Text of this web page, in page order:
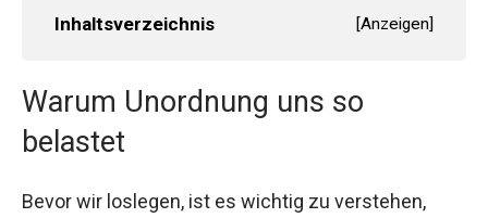
Inhaltsverzeichnis [Anzeigen]
Warum Unordnung uns so
belastet
Bevor wir loslegen, ist es wichtig zu verstehen,